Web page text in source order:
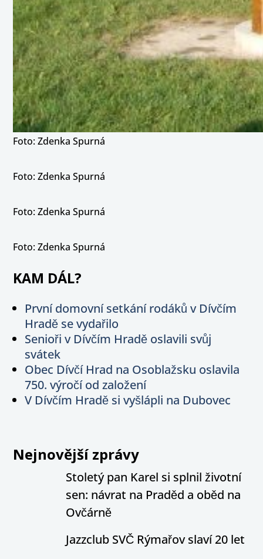
Foto: Zdenka Spurná
Foto: Zdenka Spurná
Foto: Zdenka Spurná
Foto: Zdenka Spurná
KAM DÁL?
První domovní setkání rodáků v Dívčím
Hradě se vydařilo
Senioři v Dívčím Hradě oslavili svůj
svátek
Obec Dívčí Hrad na Osoblažsku oslavila
750. výročí od založení
V Dívčím Hradě si vyšlápli na Dubovec
Nejnovější zprávy
Stoletý pan Karel si splnil životní
sen: návrat na Praděd a oběd na
Ovčárně
Jazzclub SVČ Rýmařov slaví 20 let